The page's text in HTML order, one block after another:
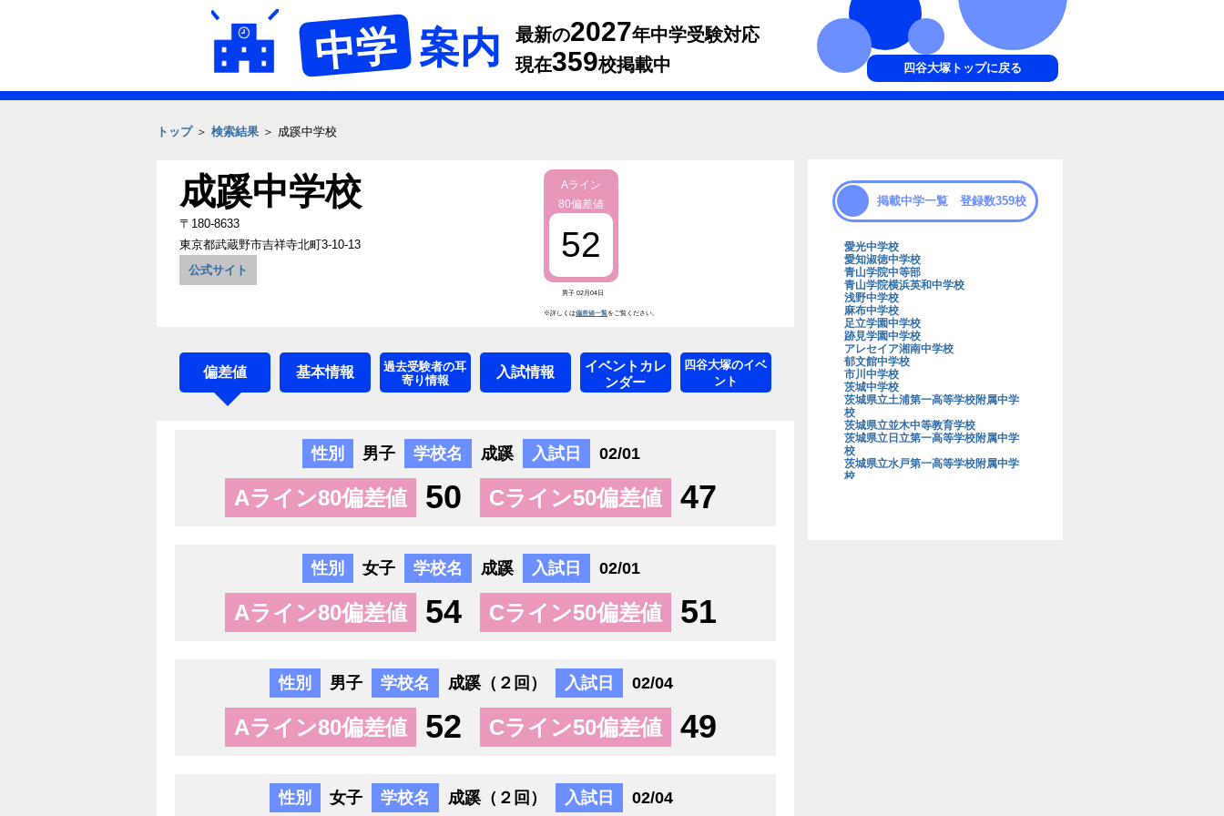
中学 案内 最新の2027年中学受験対応
現在359校掲載中 四谷大塚トップに戻る
トップ＞ 検索結果 ＞ 成蹊中学校
成蹊中学校
〒180-8633
東京都武蔵野市吉祥寺北町3‐10‐13
公式サイト
Aライン
80偏差値
52
男子 02月04日
※詳しくは偏差値一覧をご覧ください。
偏差値 基本情報
過去受験者の耳
寄り情報
入試情報
イベントカレ
ンダー
四谷大塚のイベ
ント
性別 男子 学校名 成蹊 入試日 02/01
Aライン80偏差値 50 Cライン50偏差値 47
性別 女子 学校名 成蹊 入試日 02/01
Aライン80偏差値 54 Cライン50偏差値 51
性別 男子 学校名 成蹊（２回） 入試日 02/04
Aライン80偏差値 52 Cライン50偏差値 49
性別 女子 学校名 成蹊（２回） 入試日 02/04
掲載中学一覧 登録数359校
愛光中学校
愛知淑徳中学校
青山学院中等部
青山学院横浜英和中学校
浅野中学校
麻布中学校
足立学園中学校
跡見学園中学校
アレセイア湘南中学校
郁文館中学校
市川中学校
茨城中学校
茨城県立土浦第一高等学校附属中学
校
茨城県立並木中等教育学校
茨城県立日立第一高等学校附属中学
校
茨城県立水戸第一高等学校附属中学
校